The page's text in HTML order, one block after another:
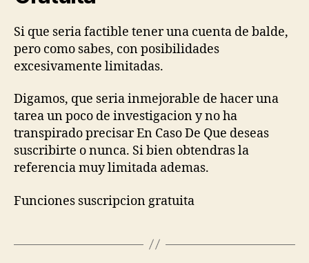
Si que seri­a factible tener una cuenta de balde,
pero como sabes, con posibilidades
excesivamente limitadas.
Digamos, que seri­a inmejorable de hacer una
tarea un poco de investigacion y no ha
transpirado precisar En Caso De Que deseas
suscribirte o nunca. Si bien obtendras la
referencia muy limitada ademas.
Funciones suscripcion gratuita